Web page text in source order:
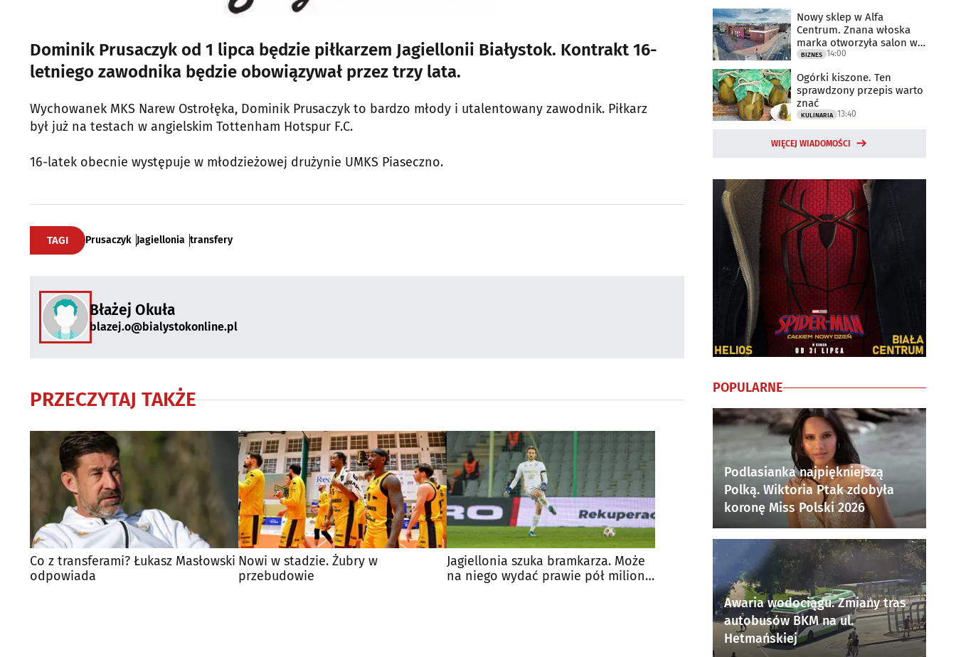
Dominik Prusaczyk od 1 lipca będzie piłkarzem Jagiellonii Białystok. Kontrakt 16-
letniego zawodnika będzie obowiązywał przez trzy lata.
Wychowanek MKS Narew Ostrołęka, Dominik Prusaczyk to bardzo młody i utalentowany zawodnik. Piłkarz
był już na testach w angielskim Tottenham Hotspur F.C.
16-latek obecnie występuje w młodzieżowej drużynie UMKS Piaseczno.
TAGI Prusaczyk Jagiellonia transfery
Błażej Okuła
blazej.o@bialystokonline.pl
PRZECZYTAJ TAKŻE
Co z transferami? Łukasz Masłowski
odpowiada
Nowi w stadzie. Żubry w
przebudowie
Jagiellonia szuka bramkarza. Może
na niego wydać prawie pół miliona
Nowy sklep w Alfa
Centrum. Znana włoska
marka otworzyła salon w
Białymstoku
BIZNES 14:00
Ogórki kiszone. Ten
sprawdzony przepis warto
znać
KULINARIA 13:40
WIĘCEJ WIADOMOŚCI
POPULARNE
Podlasianka najpiękniejszą
Polką. Wiktoria Ptak zdobyła
koronę Miss Polski 2026
Awaria wodociągu. Zmiany tras
autobusów BKM na ul.
Hetmańskiej